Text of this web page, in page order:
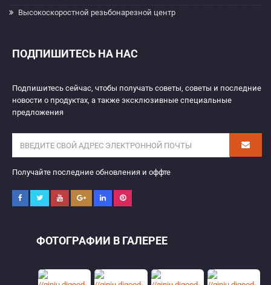
Высокоскоростной резьбонарезной центр
ПОДПИШИТЕСЬ НА НАС
Подпишитесь сейчас, чтобы получать советы, советы и последние
новости о продуктах, а также эксклюзивные специальные
предложения
Получайте последние обновления и оффте
ФОТОГРАФИИ В ГАЛЕРЕЕ